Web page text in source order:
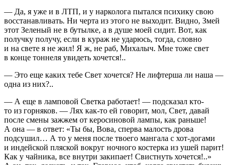
— Да, я уже и в ЛТП, и у нарколога пытался психику свою
восстанавливать. Ни черта из этого не выходит. Видно, Змей
этот Зеленый не в бутылке, а в душе моей сидит. Вот, как
получку получу, если в кураж не ударюсь, тогда, словно
и на свете я не жил! Я ж, не раб, Михалыч. Мне тоже свет
в конце тоннеля увидеть хочется!..
— Это еще каких тебе Свет хочется? Не лифтерша ли наша —
одна из них?..
— А еще в ламповой Светка работает! — подсказал кто-
то из горняков. — Лях как-то ей говорит, мол, Свет, давай
после смены зажжем от керосиновой лампы, как раньше!
А она — в ответ: «Ты бы, Вова, сперва малость дрова
подсушил… А то у меня после твоего мангала с хот-догами
и индейской пляской вокруг ночного костерка из ушей парит!
Как у чайника, все внутри закипает! Свистнуть хочется!..»